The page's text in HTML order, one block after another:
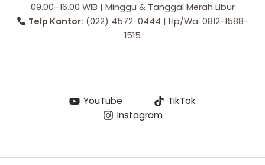
09.00–16.00 WIB | Minggu & Tanggal Merah Libur
Telp Kantor: (022) 4572-0444 | Hp/Wa: 0812-1588-
1515
YouTube
TikTok
Instagram